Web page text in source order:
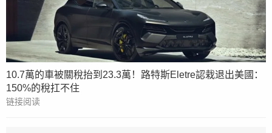
10.7萬的車被關稅抬到23.3萬！路特斯Eletre認栽退出美國：
150%的稅扛不住
链接阅读